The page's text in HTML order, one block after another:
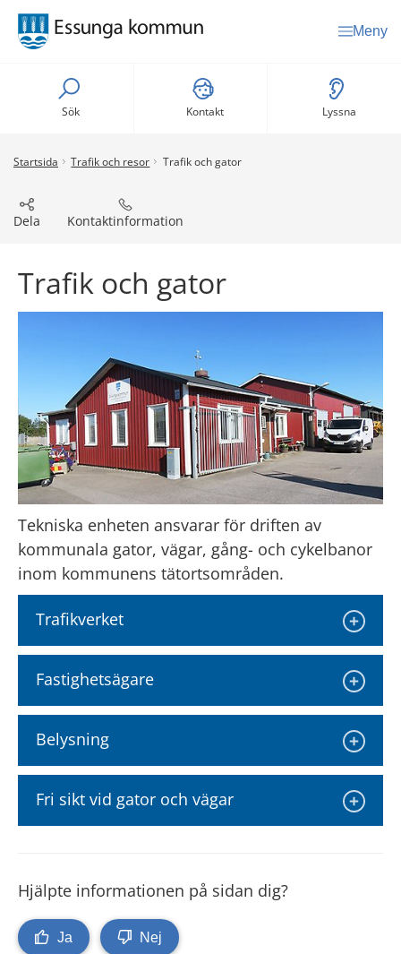
Meny
Sök Kontakt Lyssna
Startsida Trafik och resor Trafik och gator
Dela Kontaktinformation
Trafik och gator
Tekniska enheten ansvarar för driften av
kommunala gator, vägar, gång- och cykelbanor
inom kommunens tätortsområden.
Trafikverket
Fastighetsägare
Belysning
Fri sikt vid gator och vägar
Hjälpte informationen på sidan dig?
Ja Nej